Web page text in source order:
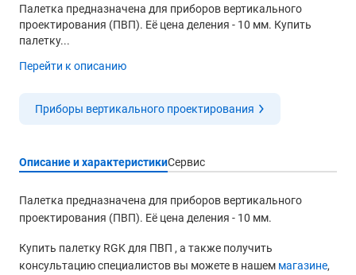
Палетка предназначена для приборов вертикального
проектирования (ПВП). Её цена деления - 10 мм. Купить
палетку...
Перейти к описанию
Приборы вертикального проектирования
Описание и характеристикиСервис
Палетка предназначена для приборов вертикального
проектирования (ПВП). Её цена деления - 10 мм.
Купить палетку RGK для ПВП , а также получить
консультацию специалистов вы можете в нашем магазине,